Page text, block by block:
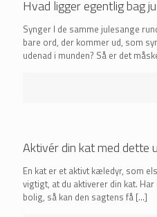
Hvad ligger egentlig bag
Synger I de samme julesange
bare ord, der kommer ud, som
udenad i munden? Så er det
Aktivér din kat med dette
En kat er et aktivt kæledyr, som
vigtigt, at du aktiverer din kat.
bolig, så kan den sagtens få […]